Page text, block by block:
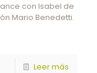
con Isabel de
Mario Benedetti.
Leer más